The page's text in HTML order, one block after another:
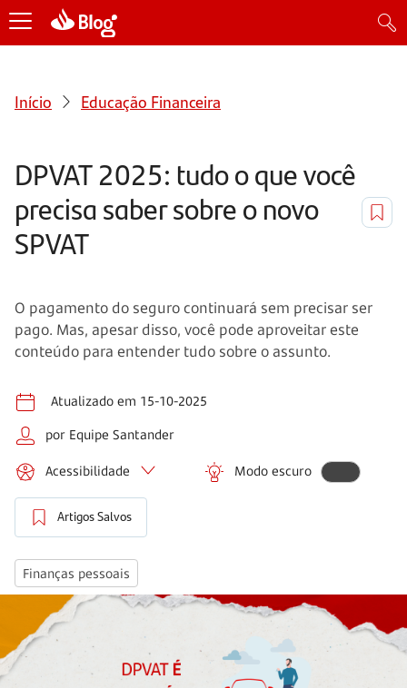
Início Educação Financeira
DPVAT 2025: tudo o que você
precisa saber sobre o novo
SPVAT
O pagamento do seguro continuará sem precisar ser
pago. Mas, apesar disso, você pode aproveitar este
conteúdo para entender tudo sobre o assunto.
Atualizado em 15-10-2025
por Equipe Santander
Acessibilidade Modo escuro
Artigos Salvos
Finanças pessoais